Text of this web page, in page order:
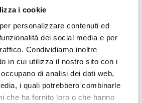
i cookie
personalizzare contenuti ed
dei social media e per
Condividiamo inoltre
in cui utilizza il nostro sito con i
di analisi dei dati web,
i quali potrebbero combinarle
che ha fornito loro o che hanno